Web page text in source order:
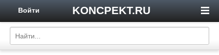
KONCPEKT.RU
Войти